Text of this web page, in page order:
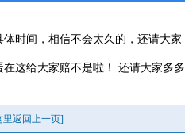
时间，相信不会太久的，还请大家
这给大家赔不是啦！ 还请大家多多
里返回上一页]